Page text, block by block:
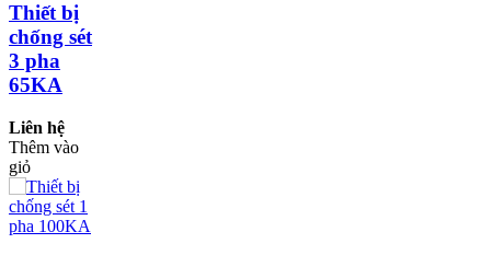
Thiết bị
chống sét
3 pha
65KA
Liên hệ
Thêm vào
giỏ